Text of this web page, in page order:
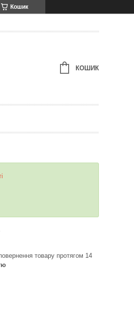
Кошик
КОШИК
товару протягом 14